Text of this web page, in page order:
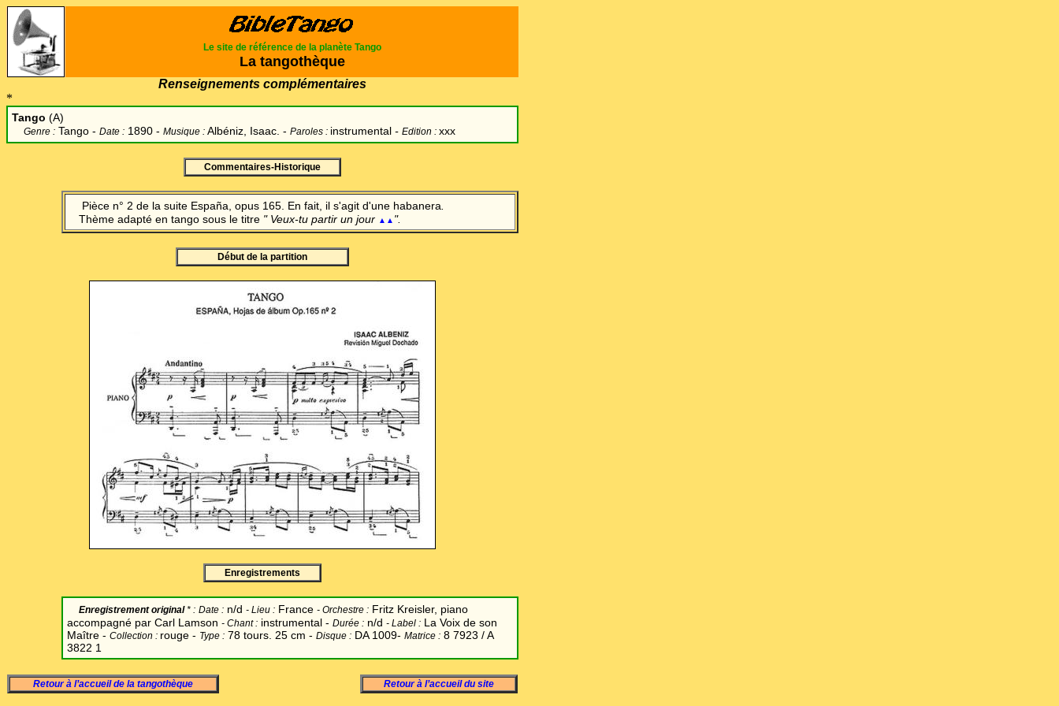
Le site de référence de la planète Tango
La tangothèque
Renseignements complémentaires
*
Tango (A)
Genre : Tango - Date : 1890 - Musique : Albéniz, Isaac. - Paroles : instrumental - Edition : xxx
Commentaires-Historique
Pièce n° 2 de la suite España, opus 165. En fait, il s'agit d'une habanera
Thème adapté en tango sous le titre " Veux-tu partir un jour ▲▲ ".
Début de la partition
Enregistrements
Enregistrement original* : Date : n/d - Lieu : France - Orchestre : Fritz Kreisler, piano
accompagné par Carl Lamson - Chant: instrumental - Durée : n/d - Label : La Voix de son
Maître - Collection : rouge - Type : 78 tours. 25 cm - Disque : DA 1009- Matrice : 8 7923 / A
3822 1
Retour à l’accueil de la tangothèque Retour à l’accueil du site